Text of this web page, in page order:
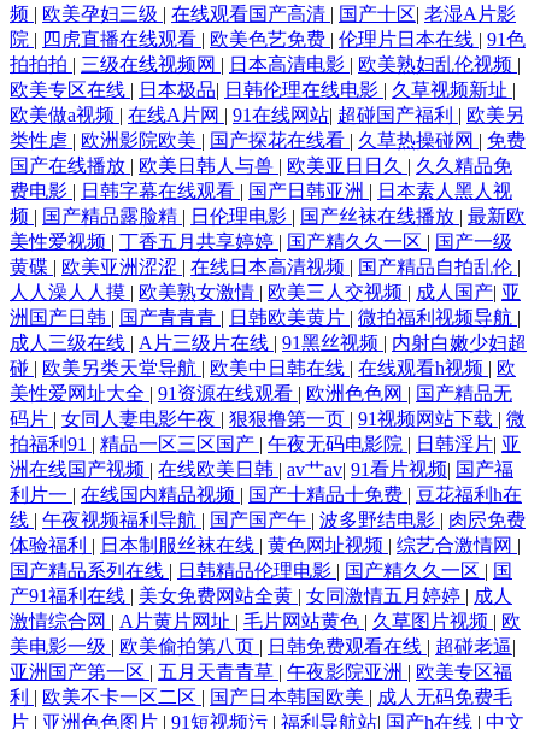
频 | 欧美孕妇三级 | 在线观看国产高清 | 国产十区| 老湿A片影
院 | 四虎直播在线观看 | 欧美色艺免费 | 伦理片日本在线 | 91色
拍拍拍 | 三级在线视频网 | 日本高清电影 | 欧美熟妇乱伦视频 |
欧美专区在线 | 日本极品| 日韩伦理在线电影 | 久草视频新址 |
欧美做a视频 | 在线A片网 | 91在线网站| 超碰国产福利 | 欧美另
类性虐 | 欧洲影院欧美 | 国产探花在线看 | 久草热操碰网 | 免费
国产在线播放 | 欧美日韩人与兽 | 欧美亚日日久 | 久久精品免
费电影 | 日韩字幕在线观看 | 国产日韩亚洲 | 日本素人黑人视
频 | 国产精品露脸精 | 日伦理电影 | 国产丝袜在线播放 | 最新欧
美性爱视频 | 丁香五月共享婷婷 | 国产精久久一区 | 国产一级
黄碟 | 欧美亚洲涩涩 | 在线日本高清视频 | 国产精品自拍乱伦 |
人人澡人人摸 | 欧美熟女激情 | 欧美三人交视频 | 成人国产| 亚
洲国产日韩 | 国产青青青 | 日韩欧美黄片 | 微拍福利视频导航 |
成人三级在线 | A片三级片在线 | 91黑丝视频 | 内射白嫩少妇超
碰 | 欧美另类天堂导航 | 欧美中日韩在线 | 在线观看h视频 | 欧
美性爱网址大全 | 91资源在线观看 | 欧洲色色网 | 国产精品无
码片 | 女同人妻电影午夜 | 狠狠撸第一页 | 91视频网站下载 | 微
拍福利91 | 精品一区三区国产 | 午夜无码电影院 | 日韩淫片| 亚
洲在线国产视频 | 在线欧美日韩 | av艹av| 91看片视频| 国产福
利片一 | 在线国内精品视频 | 国产十精品十免费 | 豆花福利h在
线 | 午夜视频福利导航 | 国产国产午 | 波多野结电影 | 肉屄免费
体验福利 | 日本制服丝袜在线 | 黄色网址视频 | 综艺合激情网 |
国产精品系列在线 | 日韩精品伦理电影 | 国产精久久一区 | 国
产91福利在线 | 美女免费网站全黄 | 女同激情五月婷婷 | 成人
激情综合网 | A片黄片网址 | 毛片网站黄色 | 久草图片视频 | 欧
美电影一级 | 欧美偷拍第八页 | 日韩免费观看在线 | 超碰老逼|
亚洲国产第一区 | 五月天青青草 | 午夜影院亚洲 | 欧美专区福
利 | 欧美不卡一区二区 | 国产日本韩国欧美 | 成人无码免费毛
片 | 亚洲色色图片 | 91短视频污 | 福利导航站| 国产h在线 | 中文